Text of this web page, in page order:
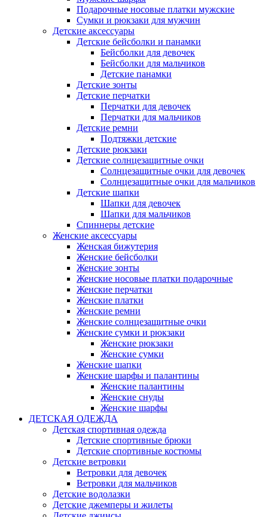
Подарочные носовые платки мужские
Сумки и рюкзаки для мужчин
Детские аксессуары
Детские бейсболки и панамки
Бейсболки для девочек
Бейсболки для мальчиков
Детские панамки
Детские зонты
Детские перчатки
Перчатки для девочек
Перчатки для мальчиков
Детские ремни
Подтяжки детские
Детские рюкзаки
Детские солнцезащитные очки
Солнцезащитные очки для девочек
Солнцезащитные очки для мальчиков
Детские шапки
Шапки для девочек
Шапки для мальчиков
Спиннеры детские
Женские аксессуары
Женская бижутерия
Женские бейсболки
Женские зонты
Женские носовые платки подарочные
Женские перчатки
Женские платки
Женские ремни
Женские солнцезащитные очки
Женские сумки и рюкзаки
Женские рюкзаки
Женские сумки
Женские шапки
Женские шарфы и палантины
Женские палантины
Женские снуды
Женские шарфы
ДЕТСКАЯ ОДЕЖДА
Детская спортивная одежда
Детские спортивные брюки
Детские спортивные костюмы
Детские ветровки
Ветровки для девочек
Ветровки для мальчиков
Детские водолазки
Детские джемперы и жилеты